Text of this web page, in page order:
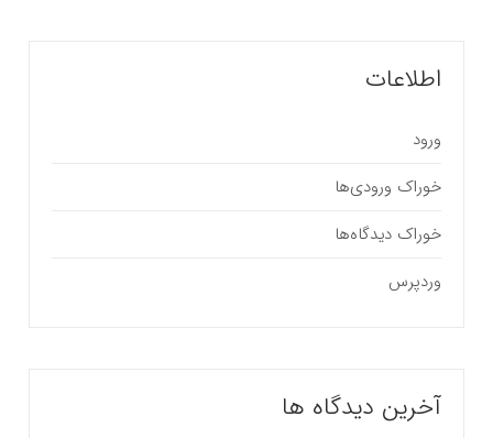
اطلاعات
ورود
خوراک ورودی‌ها
خوراک دیدگاه‌ها
وردپرس
آخرین دیدگاه ها